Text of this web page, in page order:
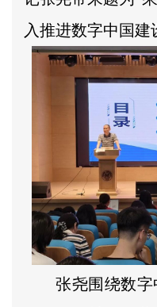
入推进数字中国建
张尧围绕数